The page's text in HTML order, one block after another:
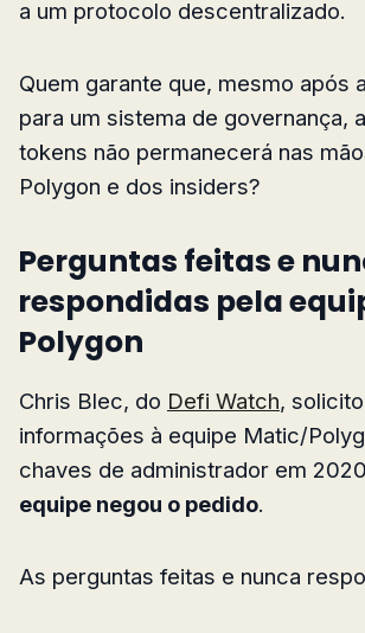
a um protocolo descentralizado.
Quem garante que, mesmo após
para um sistema de governança,
tokens não permanecerá nas
Polygon e dos insiders?
Perguntas feitas e
respondidas pela
Polygon
Chris Blec, do Defi Watch,
informações à equipe Matic/
chaves de administrador em
equipe negou o pedido.
As perguntas feitas e nunca